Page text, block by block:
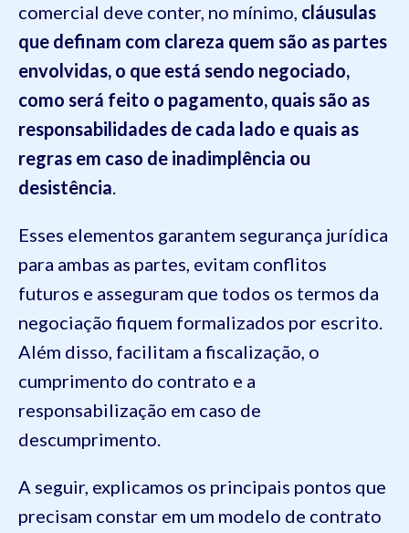
comercial deve conter, no mínimo, cláusulas
que definam com clareza quem são as partes
envolvidas, o que está sendo negociado,
como será feito o pagamento, quais são as
responsabilidades de cada lado e quais as
regras em caso de inadimplência ou
desistência.
Esses elementos garantem segurança jurídica
para ambas as partes, evitam conflitos
futuros e asseguram que todos os termos da
negociação fiquem formalizados por escrito.
Além disso, facilitam a fiscalização, o
cumprimento do contrato e a
responsabilização em caso de
descumprimento.
A seguir, explicamos os principais pontos que
precisam constar em um modelo de contrato